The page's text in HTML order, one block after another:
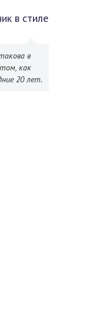
в стиле
в
как
20 лет.